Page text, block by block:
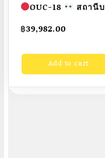
OUC-18
สถานีบ
ป้ายคู่มือ)
ผู้ใหญ่ ขนาด
฿39,982.00
Add to cart